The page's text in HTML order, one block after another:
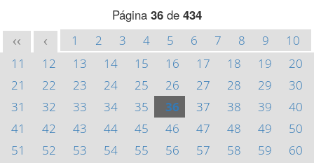
Página 36 de 434
<< < 1 2 3 4 5 6 7 8 9
10
11
12 13 14 15 16 17 18 19
20
21
22 23 24 25 26 27 28 29
30
31
32 33 34 35 36 37 38 39
40
41
42 43 44 45 46 47 48 49
50
51
52 53 54 55 56 57 58 59
60